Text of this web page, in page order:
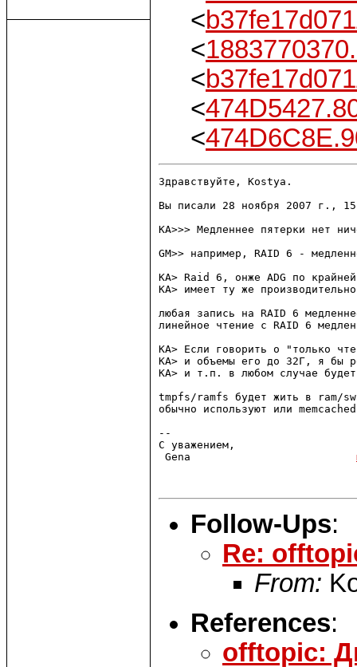
<
<
<
<
<
Здравствуйте, Kostya.
Вы писали 28 ноября 2007 г.,
KA>>> Медленнее пятерки нет
GM>> например, RAID 6 -
KA> Raid 6, онже ADG по
KA> имеет ту же
любая запись на RAID 6
линейное чтение с RAID 6
KA> Если говорить о "только
KA> и объемы его до 32Г, я бы
KA> и т.п. в любом случае
tmpfs/ramfs будет жить в ram/
обычно используют или
--
С уважением,
Gena
Follow-Ups:
Re:
From:
References:
offtopic: